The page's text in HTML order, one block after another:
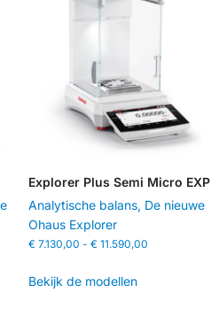
Explorer Plus Semi Micro EXP
Analytische balans, De nieuwe
Ohaus Explorer
€7.130,00 - €11.590,00
Bekijk de modellen